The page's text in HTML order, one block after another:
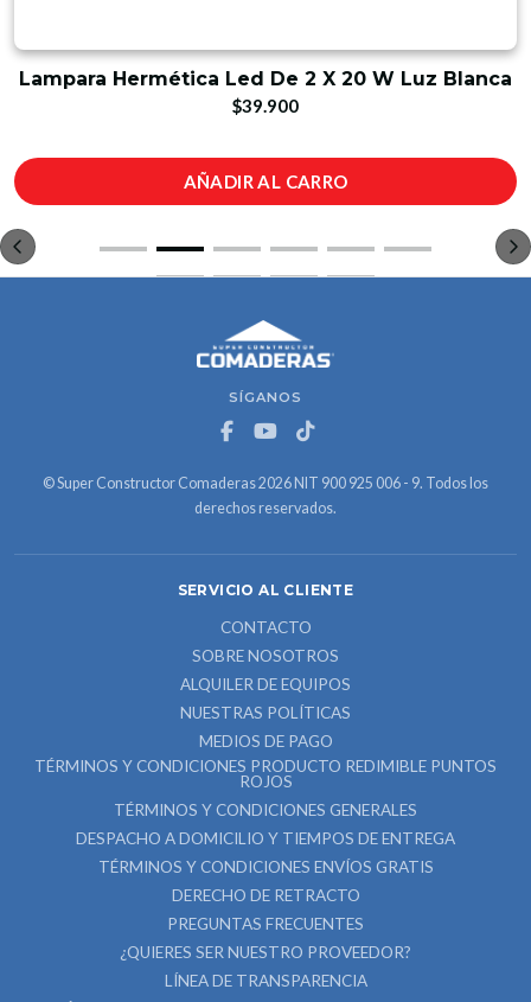
Lampara Hermética Led De 2 X 20 W Luz Blanca
$39.900
AÑADIR AL CARRO
SÍGANOS
© Super Constructor Comaderas 2026 NIT 900 925 006 - 9. Todos los
derechos reservados.
SERVICIO AL CLIENTE
CONTACTO
SOBRE NOSOTROS
ALQUILER DE EQUIPOS
NUESTRAS POLÍTICAS
MEDIOS DE PAGO
TÉRMINOS Y CONDICIONES PRODUCTO REDIMIBLE PUNTOS
ROJOS
TÉRMINOS Y CONDICIONES GENERALES
DESPACHO A DOMICILIO Y TIEMPOS DE ENTREGA
TÉRMINOS Y CONDICIONES ENVÍOS GRATIS
DERECHO DE RETRACTO
PREGUNTAS FRECUENTES
¿QUIERES SER NUESTRO PROVEEDOR?
LÍNEA DE TRANSPARENCIA